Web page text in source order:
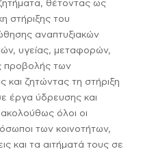
θέτοντας ως
στήριξης του
αναπτυξιακών
υγείας, μεταφορών,
προβολής των
και ζητώντας τη στήριξη
έργα ύδρευσης και
όλοι οι
των κοινοτήτων,
και τα αιτήματά τους σε